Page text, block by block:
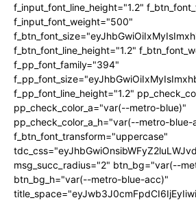
f_input_font_line_height="1.2"
f_input_font_weight="500"
f_btn_font_line_height="1.2"
f_pp_font_family="394"
f_pp_font_line_height="1.2"
pp_check_color_a="var(--metro-blue)"
pp_check_color_a_h="var(--metro-blue-
f_btn_font_transform="uppercase"
msg_succ_radius="2" btn_bg="var(--
btn_bg_h="var(--metro-blue-acc)"